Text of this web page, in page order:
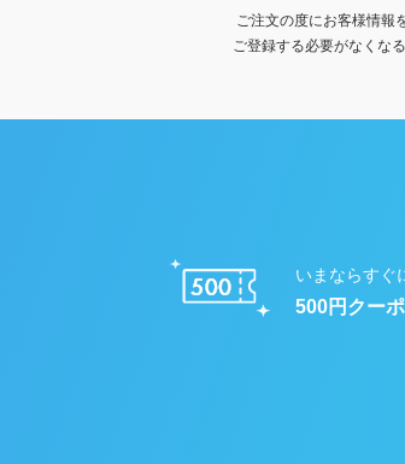
ご注文の度にお客様情報
ご登録する必要がなくな
いまならすぐ
500円クー